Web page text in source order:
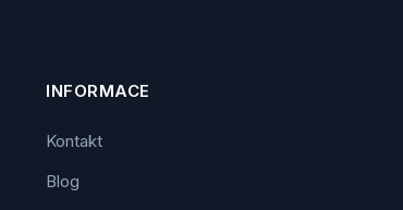
INFORMACE
Kontakt
Blog